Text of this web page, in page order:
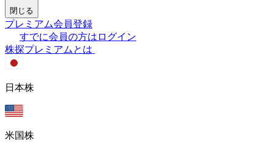
閉じる
プレミアム会員登録
すでに会員の方はログイン
株探プレミアムとは
日本株
米国株